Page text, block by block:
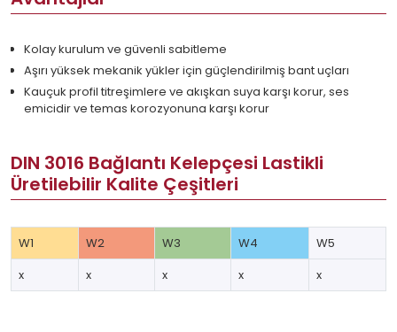
Kolay kurulum ve güvenli sabitleme
Aşırı yüksek mekanik yükler için güçlendirilmiş bant uçları
Kauçuk profil titreşimlere ve akışkan suya karşı korur, ses
emicidir ve temas korozyonuna karşı korur
DIN 3016 Bağlantı Kelepçesi Lastikli
Üretilebilir Kalite Çeşitleri
W1 W2 W3 W4
W5
x
x x x x